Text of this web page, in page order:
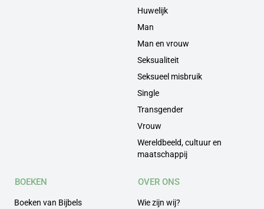
Huwelijk
Man
Man en vrouw
Seksualiteit
Seksueel misbruik
Single
Transgender
Vrouw
Wereldbeeld, cultuur en
maatschappij
BOEKEN
Boeken van Bijbels
OVER ONS
Wie zijn wij?